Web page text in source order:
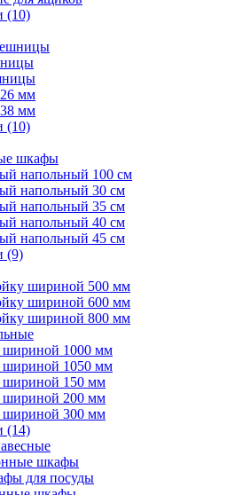
(10)
мм
мм
(10)
шкафы
напольный 100 см
напольный 30 см
напольный 35 см
напольный 40 см
напольный 45 см
(9)
шириной 500 мм
шириной 600 мм
шириной 800 мм
1000 мм
1050 мм
150 мм
200 мм
300 мм
(14)
шкафы
для посуды